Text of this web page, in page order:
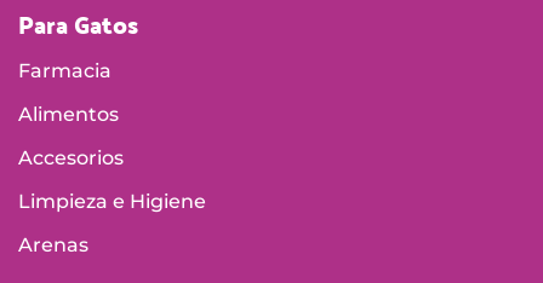
Para Gatos
Farmacia
Alimentos
Accesorios
Limpieza e Higiene
Arenas